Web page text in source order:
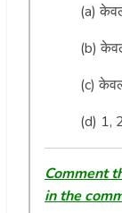
(a)
(b)
(c)
(d) 1,
Comment
in the